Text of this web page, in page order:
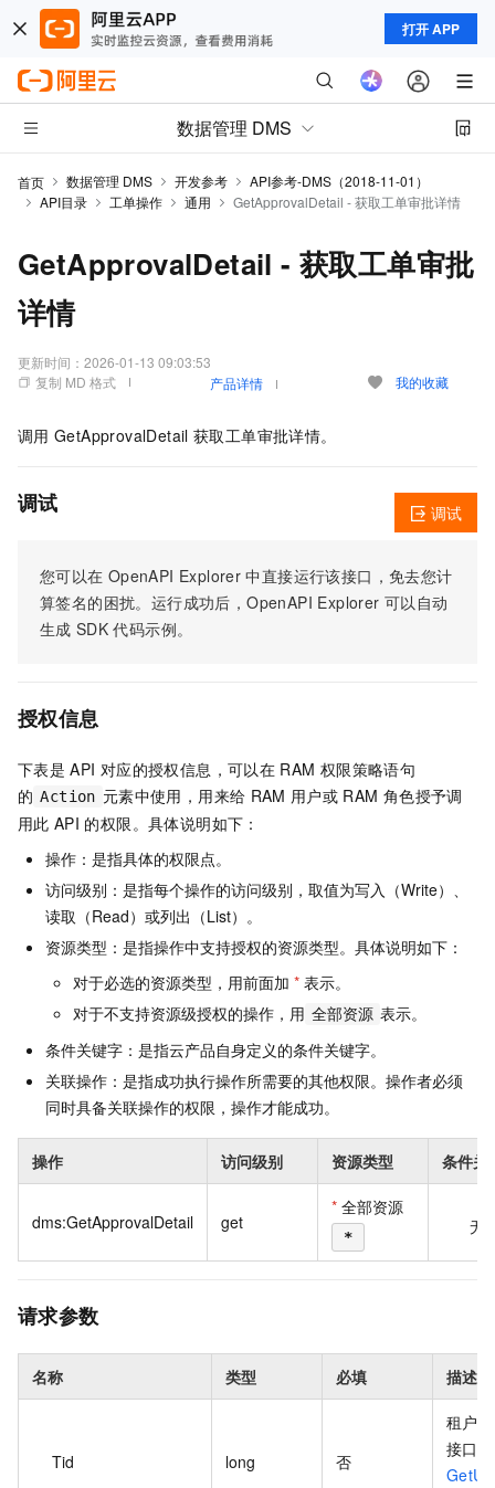
打开 APP
数据管理 DMS
首页 数据管理 DMS 开发参考
API参考-DMS（2018-11-01）
API目录
工单操作 通用 GetApprovalDetail - 获取工单审批详情
GetApprovalDetail - 获取工单审批
详情
更新时间： 2026-01-13 09:03:53
复制 MD 格式
产品详情 我的收藏
调用 GetApprovalDetail 获取工单审批详情。
调试
您可以在 OpenAPI Explorer 中直接运行该接口，免去您计
算签名的困扰。运行成功后，OpenAPI Explorer 可以自动
生成 SDK 代码示例。
调试
授权信息
下表是 API 对应的授权信息，可以在 RAM 权限策略语句
的 Action 元素中使用，用来给 RAM 用户或 RAM 角色授予调
用此 API 的权限。具体说明如下：
操作：是指具体的权限点。
访问级别：是指每个操作的访问级别，取值为写入（Write）、
读取（Read）或列出（List）。
资源类型：是指操作中支持授权的资源类型。具体说明如下：
对于必选的资源类型，用前面加 * 表示。
对于不支持资源级授权的操作，用 全部资源 表示。
条件关键字：是指云产品自身定义的条件关键字。
关联操作：是指成功执行操作所需要的其他权限。操作者必须
同时具备关联操作的权限，操作才能成功。
操作 访问级别 资源类型 条件关
dms:GetApprovalDetail get
* 全部资源
* 无
请求参数
名称 类型 必填 描述
Tid long 否
租户
接口